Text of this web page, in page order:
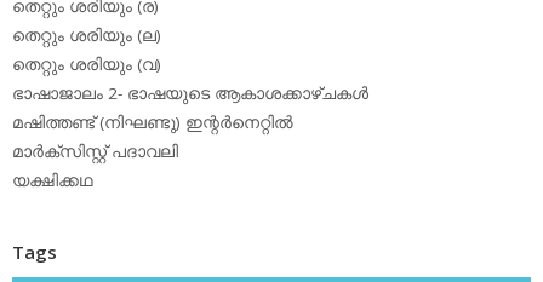
തെറ്റും ശരിയും (ര)
തെറ്റും ശരിയും (ല)
തെറ്റും ശരിയും (വ)
ഭാഷാജാലം 2- ഭാഷയുടെ ആകാശക്കാഴ്ചകള്‍
മഷിത്തണ്ട് (നിഘണ്ടു) ഇന്റര്‍നെറ്റില്‍
മാര്‍ക്‌സിസ്റ്റ് പദാവലി
യക്ഷിക്കഥ
Tags